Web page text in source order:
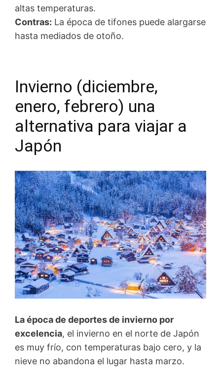
altas temperaturas.
Contras: La época de tifones puede alargarse
hasta mediados de otoño.
Invierno (diciembre,
enero, febrero) una
alternativa para viajar a
Japón
La época de deportes de invierno por
excelencia, el invierno en el norte de Japón
es muy frío, con temperaturas bajo cero, y la
nieve no abandona el lugar hasta marzo.